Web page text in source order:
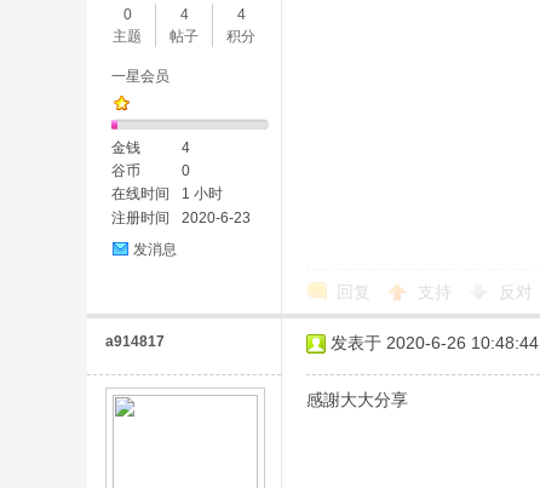
0
主题
4
帖子
4
积分
一星会员
金钱
4
谷币
0
在线时间
1 小时
注册时间
2020-6-23
发消息
回复 支持 反对
a914817 发表于 2020-6-26 10:48:44
感謝大大分享